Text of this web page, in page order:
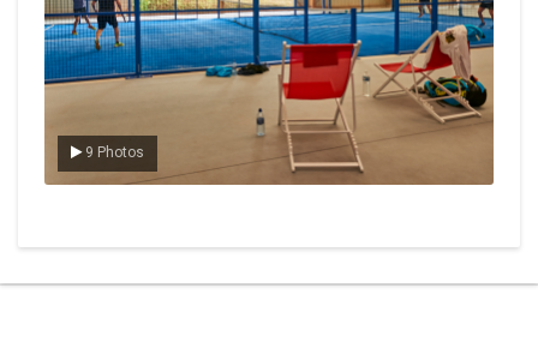
9 Photos